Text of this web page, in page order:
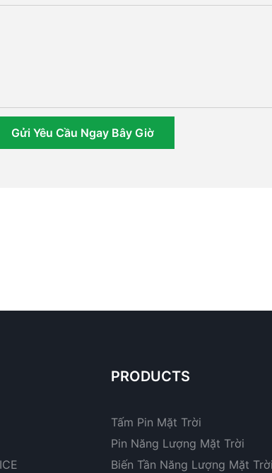
Gửi Yêu Cầu Ngay Bây Giờ
PRODUCTS
Tấm Pin Mặt Trời
Pin Năng Lượng Mặt Trời
Biến Tần Năng Lượng Mặt Trời